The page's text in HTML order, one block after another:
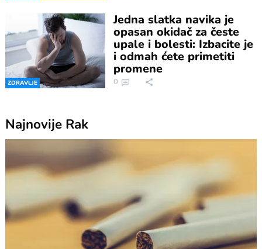
ZDRAVLJE
Jedna slatka navika je
opasan okidač za česte
upale i bolesti: Izbacite je
i odmah ćete primetiti
promene
0
Najnovije Rak